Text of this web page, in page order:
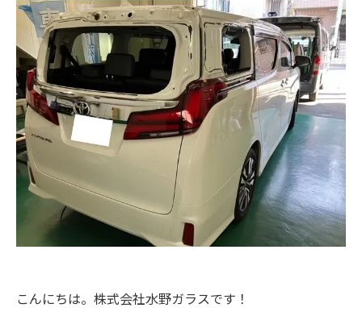
こんにちは。株式会社水野ガラスです！